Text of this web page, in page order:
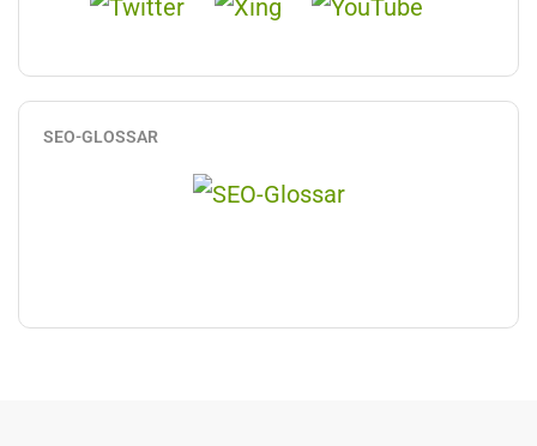
SEO-GLOSSAR